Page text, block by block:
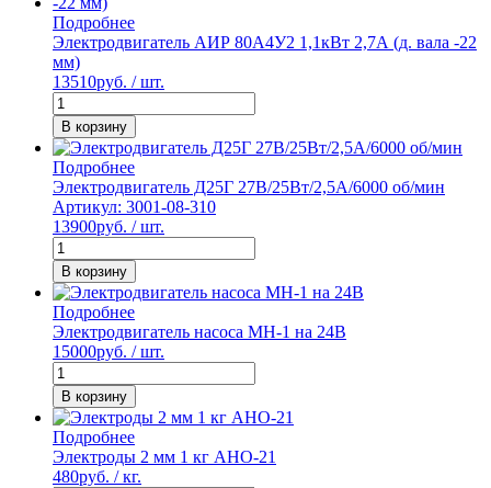
Подробнее
Электродвигатель АИР 80А4У2 1,1кВт 2,7А (д. вала -22
мм)
13510руб. / шт.
В корзину
Подробнее
Электродвигатель Д25Г 27В/25Вт/2,5А/6000 об/мин
Артикул: 3001-08-310
13900руб. / шт.
В корзину
Подробнее
Электродвигатель насоса МН-1 на 24В
15000руб. / шт.
В корзину
Подробнее
Электроды 2 мм 1 кг АНО-21
480руб. / кг.